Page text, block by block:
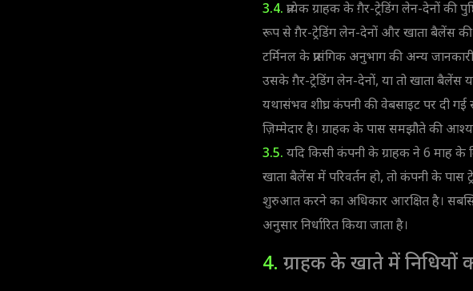
3.4. प्रत्येक ग्राहक के ग़ैर-ट्रेडिंग लेन-देनों की
रूप से ग़ैर-ट्रेडिंग लेन-देनों और खाता बैलेंस की
टर्मिनल के प्रासंगिक अनुभाग की अन्य
उसके ग़ैर-ट्रेडिंग लेन-देनों, या तो खाता बैलेंस
यथासंभव शीघ्र कंपनी की वेबसाइट पर दी
ज़िम्मेदार है। ग्राहक के पास समझौते की
3.5. यदि किसी कंपनी के ग्राहक ने 6 माह के
खाता बैलेंस में परिवर्तन हो, तो कंपनी के पास
शुरुआत करने का अधिकार आरक्षित है।
अनुसार निर्धारित किया जाता है।
4. ग्राहक के खाते में निधियों